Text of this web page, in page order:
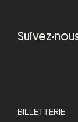
Suivez-
BILLETTERIE